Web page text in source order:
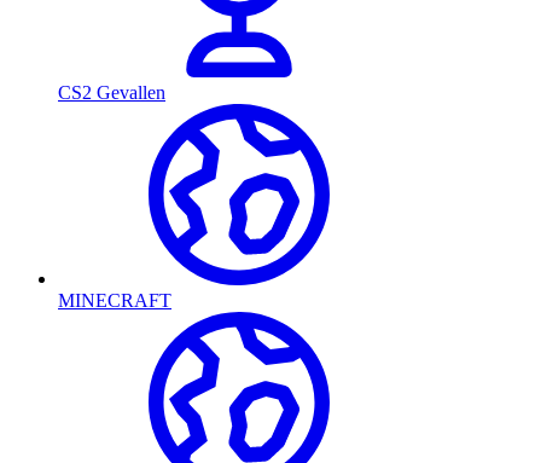
CS2 Gevallen
MINECRAFT